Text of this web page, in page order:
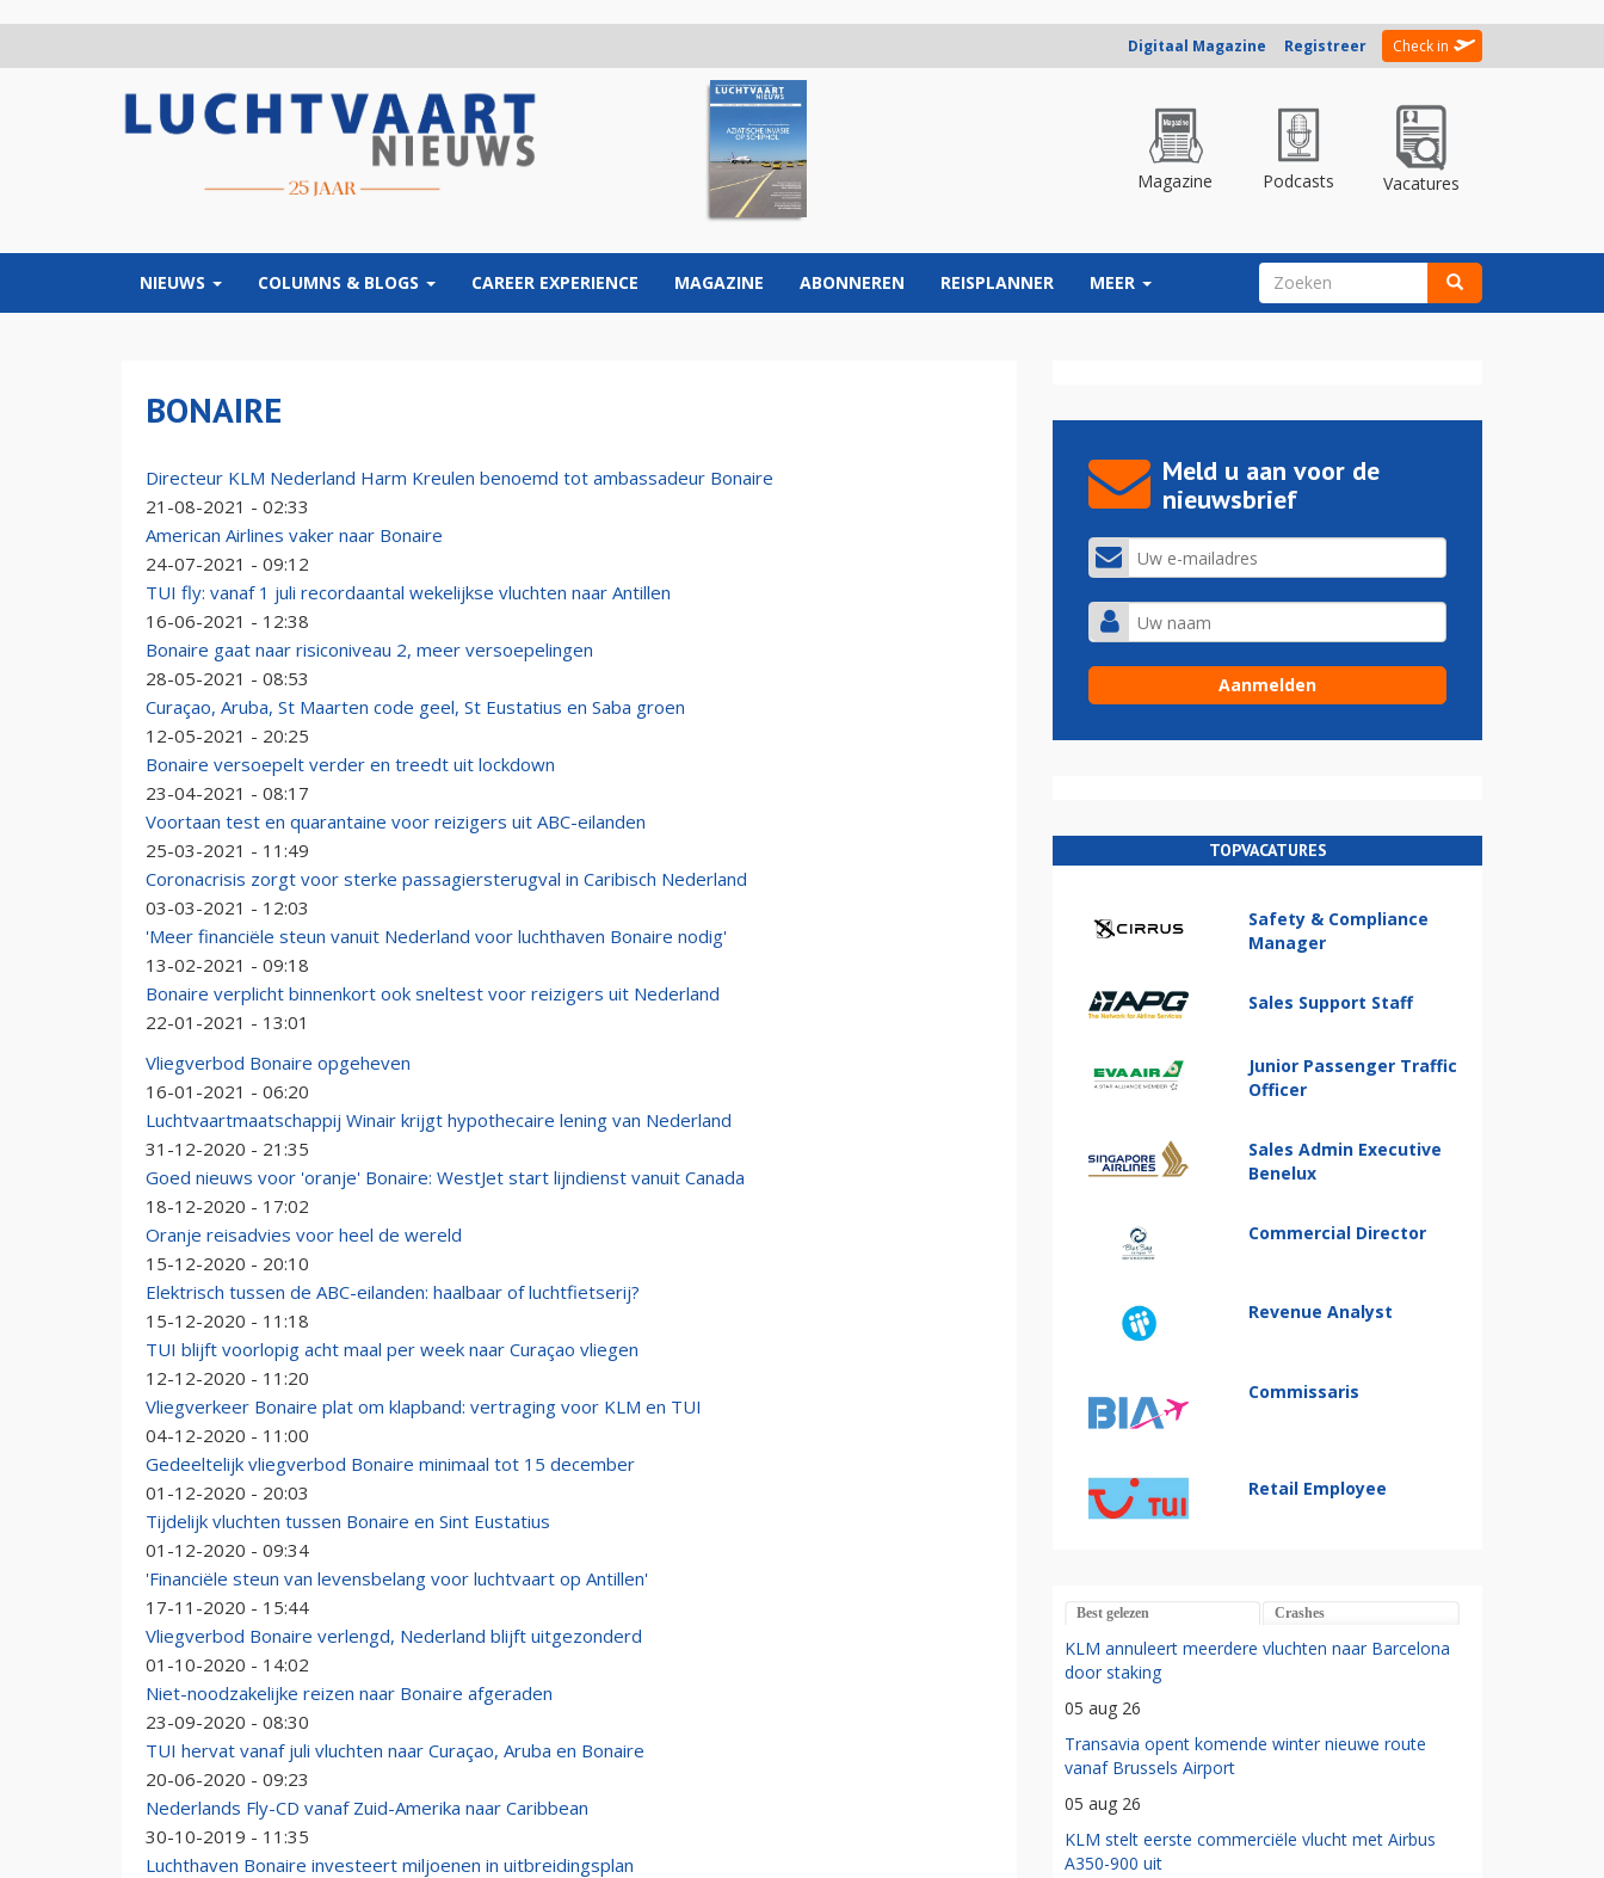
Digitaal Magazine Registreer Check in
Magazine Podcasts Vacatures
NIEUWS COLUMNS & BLOGS CAREER EXPERIENCE MAGAZINE ABONNEREN REISPLANNER MEER ZOEKVELD
BONAIRE
Directeur KLM Nederland Harm Kreulen benoemd tot ambassadeur Bonaire
21-08-2021 - 02:33
American Airlines vaker naar Bonaire
24-07-2021 - 09:12
TUI fly: vanaf 1 juli recordaantal wekelijkse vluchten naar Antillen
16-06-2021 - 12:38
Bonaire gaat naar risiconiveau 2, meer versoepelingen
28-05-2021 - 08:53
Curaçao, Aruba, St Maarten code geel, St Eustatius en Saba groen
12-05-2021 - 20:25
Bonaire versoepelt verder en treedt uit lockdown
23-04-2021 - 08:17
Voortaan test en quarantaine voor reizigers uit ABC-eilanden
25-03-2021 - 11:49
Coronacrisis zorgt voor sterke passagiersterugval in Caribisch Nederland
03-03-2021 - 12:03
'Meer financiële steun vanuit Nederland voor luchthaven Bonaire nodig'
13-02-2021 - 09:18
Bonaire verplicht binnenkort ook sneltest voor reizigers uit Nederland
22-01-2021 - 13:01
Vliegverbod Bonaire opgeheven
16-01-2021 - 06:20
Luchtvaartmaatschappij Winair krijgt hypothecaire lening van Nederland
31-12-2020 - 21:35
Goed nieuws voor 'oranje' Bonaire: WestJet start lijndienst vanuit Canada
18-12-2020 - 17:02
Oranje reisadvies voor heel de wereld
15-12-2020 - 20:10
Elektrisch tussen de ABC-eilanden: haalbaar of luchtfietserij?
15-12-2020 - 11:18
TUI blijft voorlopig acht maal per week naar Curaçao vliegen
12-12-2020 - 11:20
Vliegverkeer Bonaire plat om klapband: vertraging voor KLM en TUI
04-12-2020 - 11:00
Gedeeltelijk vliegverbod Bonaire minimaal tot 15 december
01-12-2020 - 20:03
Tijdelijk vluchten tussen Bonaire en Sint Eustatius
01-12-2020 - 09:34
'Financiële steun van levensbelang voor luchtvaart op Antillen'
17-11-2020 - 15:44
Vliegverbod Bonaire verlengd, Nederland blijft uitgezonderd
01-10-2020 - 14:02
Niet-noodzakelijke reizen naar Bonaire afgeraden
23-09-2020 - 08:30
TUI hervat vanaf juli vluchten naar Curaçao, Aruba en Bonaire
20-06-2020 - 09:23
Nederlands Fly-CD vanaf Zuid-Amerika naar Caribbean
30-10-2019 - 11:35
Luchthaven Bonaire investeert miljoenen in uitbreidingsplan
Meld u aan voor de
nieuwsbrief
TOPVACATURES
Safety & Compliance
Manager
Sales Support Staff
Junior Passenger Traffic
Officer
Sales Admin Executive
Benelux
Commercial Director
Revenue Analyst
Commissaris
Retail Employee
Best gelezen Crashes
KLM annuleert meerdere vluchten naar Barcelona
door staking
05 aug 26
Transavia opent komende winter nieuwe route
vanaf Brussels Airport
05 aug 26
KLM stelt eerste commerciële vlucht met Airbus
A350-900 uit